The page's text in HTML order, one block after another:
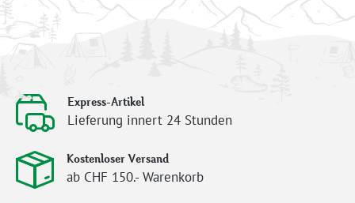
Express-Artikel
Lieferung innert 24 Stunden
Kostenloser Versand
ab CHF 150.- Warenkorb